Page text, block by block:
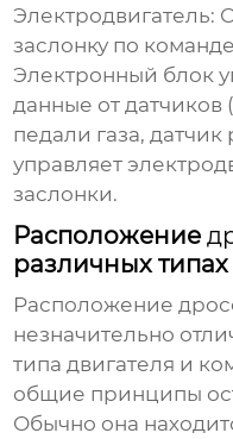
Электродвигатель:
заслонку по
Электронный блок
данные от датчиков
педали газа, датчик
управляет
заслонки.
Расположение
различных
Расположение
незначительно
типа двигателя и
общие принципы
Обычно она